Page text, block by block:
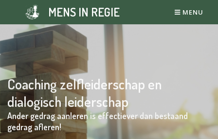
MENS IN REGIE MENU
Coaching zelfleiderschap en
dialogisch leiderschap
Ander gedrag aanleren is effectiever dan bestaand
gedrag afleren!